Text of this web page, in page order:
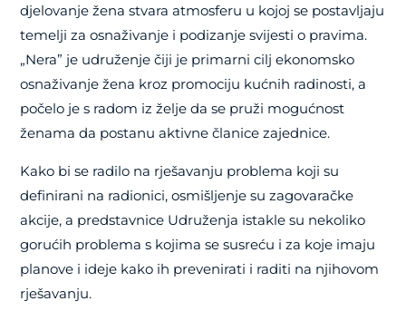
djelovanje žena stvara atmosferu u kojoj se postavljaju
temelji za osnaživanje i podizanje svijesti o pravima.
„Nera” je udruženje čiji je primarni cilj ekonomsko
osnaživanje žena kroz promociju kućnih radinosti, a
počelo je s radom iz želje da se pruži mogućnost
ženama da postanu aktivne članice zajednice.
Kako bi se radilo na rješavanju problema koji su
definirani na radionici, osmišljenje su zagovaračke
akcije, a predstavnice Udruženja istakle su nekoliko
gorućih problema s kojima se susreću i za koje imaju
planove i ideje kako ih prevenirati i raditi na njihovom
rješavanju.